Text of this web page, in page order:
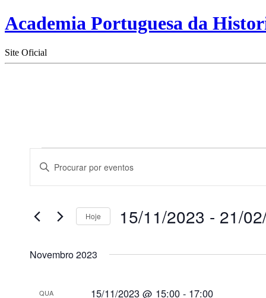
Academia Portuguesa da
Site Oficial
de
pesquisa
visualização
Eventos
Digite
por
Eventos
chave.
Hoje 15/11/2023 - 21/
data.
Novembro 2023
QUA 15/11/2023 @ 15:00 - 17:00